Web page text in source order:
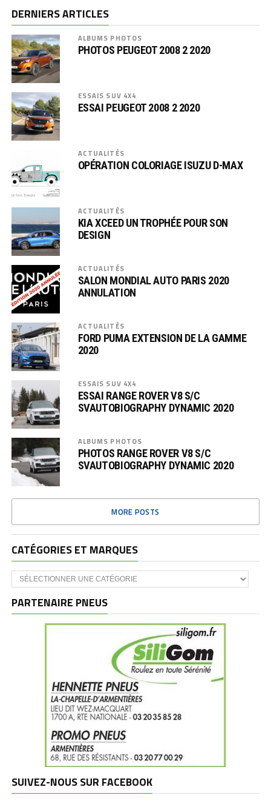
DERNIERS ARTICLES
ALBUMS PHOTOS
PHOTOS PEUGEOT 2008 2 2020
ESSAIS SUV 4X4
ESSAI PEUGEOT 2008 2 2020
ACTUALITÉS
OPÉRATION COLORIAGE ISUZU D-MAX
ACTUALITÉS
KIA XCEED UN TROPHÉE POUR SON
DESIGN
ACTUALITÉS
SALON MONDIAL AUTO PARIS 2020
ANNULATION
ACTUALITÉS
FORD PUMA EXTENSION DE LA GAMME
2020
ESSAIS SUV 4X4
ESSAI RANGE ROVER V8 S/C
SVAUTOBIOGRAPHY DYNAMIC 2020
ALBUMS PHOTOS
PHOTOS RANGE ROVER V8 S/C
SVAUTOBIOGRAPHY DYNAMIC 2020
MORE POSTS
CATÉGORIES ET MARQUES
Catégories
et
PARTENAIRE PNEUS
SUIVEZ-NOUS SUR FACEBOOK